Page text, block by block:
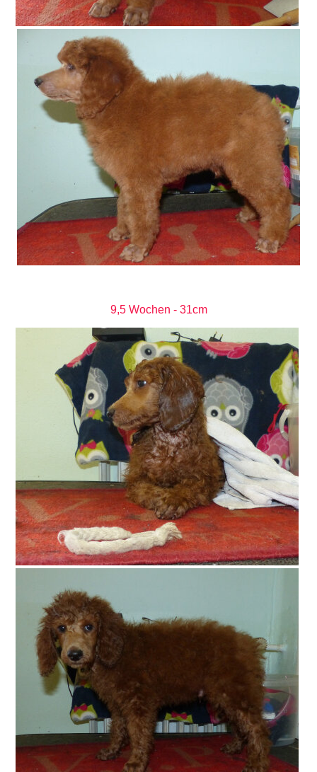
9,5 Wochen - 31cm